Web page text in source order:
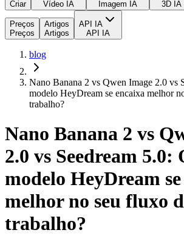
Criar
Vídeo IA
Imagem IA
3D IA
Preços
Preços
Artigos
Artigos
API IA
API IA
blog
Nano Banana 2 vs Qwen Image 2.0 vs
modelo HeyDream se encaixa melhor
trabalho?
Nano Banana 2 vs
2.0 vs Seedream 5.0:
modelo HeyDream
melhor no seu fluxo
trabalho?